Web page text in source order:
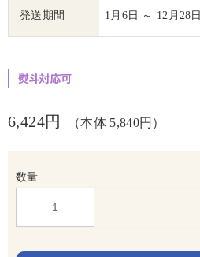
発送期間 1月6日 ～ 12月28日
6,424円 （本体 5,840円）
数量